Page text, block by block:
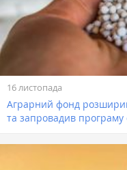
16 листопада
Аграрний фонд
та запровадив програму